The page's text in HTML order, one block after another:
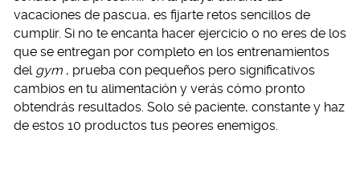
vacaciones de pascua, es fijarte retos sencillos de
cumplir. Si no te encanta hacer ejercicio o no eres de los
que se entregan por completo en los entrenamientos
del gym , prueba con pequeños pero significativos
cambios en tu alimentación y verás cómo pronto
obtendrás resultados. Solo sé paciente, constante y haz
de estos 10 productos tus peores enemigos.